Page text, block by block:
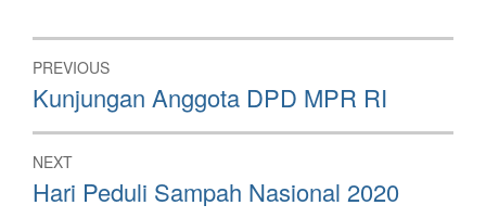
Post
navigation
PREVIOUS
Previous
post:
Kunjungan Anggota DPD MPR RI
NEXT
Next
post:
Hari Peduli Sampah Nasional 2020